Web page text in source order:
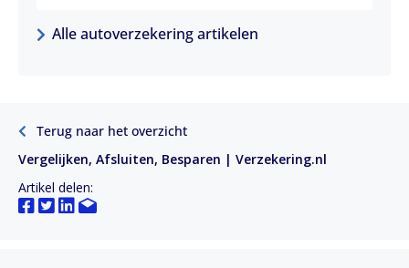
Alle autoverzekering artikelen
Terug naar het overzicht
Vergelijken, Afsluiten, Besparen | Verzekering.nl
Artikel delen: